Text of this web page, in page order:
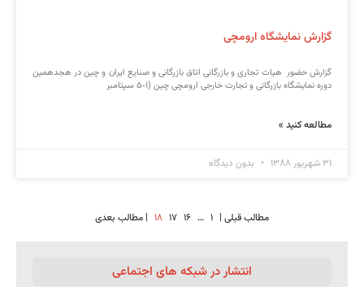
گزارش نمایشگاه ارومچی
گزارش حضور هیات تجاری و بازرگانی اتاق بازرگانی و صنایع ایران و چین در هجدهمین
دوره نمایشگاه بازرگانی و تجارت خارجی ارومچی چین (۱-۵ سپتامبر
مطالعه کنید »
۳۱ شهریور ۱۳۸۸ بدون دیدگاه
مطالب قبلی | ۱ … ۱۶ ۱۷ ۱۸ | مطالب بعدی
انتشار در شبکه های اجتماعی